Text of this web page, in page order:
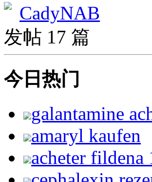
CadyNAB
发帖 17 篇
今日热门
galantamine
amaryl kaufen
acheter fildena